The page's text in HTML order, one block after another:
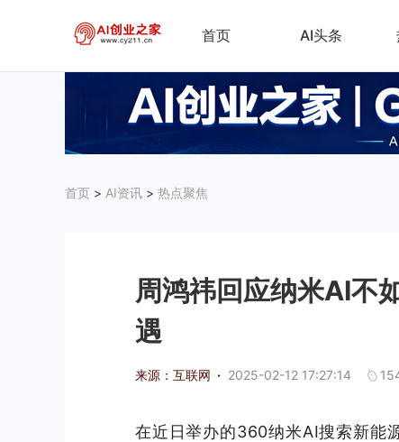
首页 AI头条
首页 > AI资讯 > 热点聚焦
周鸿祎回应纳米AI不
遇
来源：互联网 · 2025-02-12 17:27:14
在近日举办的360纳米AI搜索新能